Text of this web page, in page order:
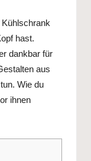
hast.
dankbar für
aus
Wie du
ihnen